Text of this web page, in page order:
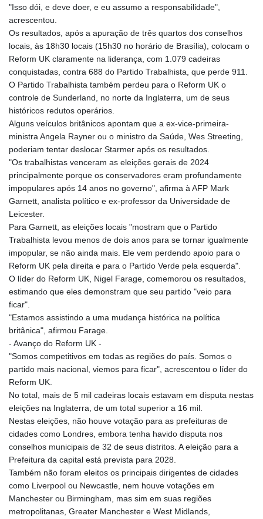
HTG 151.001333
IDR
20659.336108
ILS 3.470858
IMP 0.858801
INR 109.864533
IQD
IRR
1588593.057877
ISK 141.815325
JEP 0.858801
JMD 183.527469
JOD 0.819276
JPY 182.208653
KGS 101.048565
KHR
4682.700886
KMF 493.401915
KRW
1644.196411
KYD 0.962469
26120.269022
LBP
LKR 387.551407
LRD 209.436313
LSL 18.846604
LTL 3.411917
LVL 0.698955
MAD 10.762117
MDL 20.066037
MGA
4971.568067
"Isso dói, e deve doer, e eu assumo a responsabilidade",
acrescentou.
Os resultados, após a apuração de três quartos dos conselhos
locais, às 18h30 locais (15h30 no horário de Brasília), colocam o
Reform UK claramente na liderança, com 1.079 cadeiras
conquistadas, contra 688 do Partido Trabalhista, que perde 911.
O Partido Trabalhista também perdeu para o Reform UK o
controle de Sunderland, no norte da Inglaterra, um de seus
históricos redutos operários.
Alguns veículos britânicos apontam que a ex-vice-primeira-
ministra Angela Rayner ou o ministro da Saúde, Wes Streeting,
poderiam tentar deslocar Starmer após os resultados.
"Os trabalhistas venceram as eleições gerais de 2024
principalmente porque os conservadores eram profundamente
impopulares após 14 anos no governo", afirma à AFP Mark
Garnett, analista político e ex-professor da Universidade de
Leicester.
Para Garnett, as eleições locais "mostram que o Partido
Trabalhista levou menos de dois anos para se tornar igualmente
impopular, se não ainda mais. Ele vem perdendo apoio para o
Reform UK pela direita e para o Partido Verde pela esquerda".
O líder do Reform UK, Nigel Farage, comemorou os resultados,
estimando que eles demonstram que seu partido "veio para
ficar".
"Estamos assistindo a uma mudança histórica na política
britânica", afirmou Farage.
- Avanço do Reform UK -
"Somos competitivos em todas as regiões do país. Somos o
partido mais nacional, viemos para ficar", acrescentou o líder do
Reform UK.
No total, mais de 5 mil cadeiras locais estavam em disputa nestas
eleições na Inglaterra, de um total superior a 16 mil.
Nestas eleições, não houve votação para as prefeituras de
cidades como Londres, embora tenha havido disputa nos
conselhos municipais de 32 de seus distritos. A eleição para a
Prefeitura da capital está prevista para 2028.
Também não foram eleitos os principais dirigentes de cidades
como Liverpool ou Newcastle, nem houve votações em
Manchester ou Birmingham, mas sim em suas regiões
metropolitanas, Greater Manchester e West Midlands,